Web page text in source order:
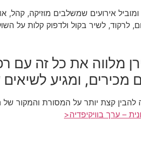
אירועים שמשלבים מוזיקה,
לרקוד, לשיר בקול ולדפוק קלות על
מלווה את כל זה עם
מכירים, ומגיע
להבין קצת יותר על המסורת והמקור של
– ערך בוויקיפדיה<